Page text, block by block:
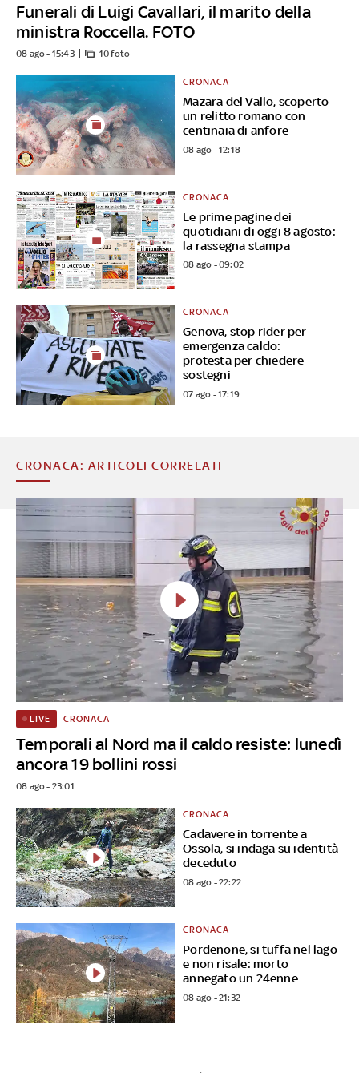
Funerali di Luigi Cavallari, il marito della
ministra Roccella. FOTO
08 ago - 15:43 10 foto
Mazara del Vallo, scoperto
un relitto romano con
centinaia di anfore
CRONACA
08 ago - 12:18
Le prime pagine dei
quotidiani di oggi 8 agosto:
la rassegna stampa
CRONACA
08 ago - 09:02
Genova, stop rider per
emergenza caldo:
protesta per chiedere
sostegni
CRONACA
07 ago - 17:19
CRONACA: ARTICOLI CORRELATI
Temporali al Nord ma il caldo resiste: lunedì
ancora 19 bollini rossi
LIVE CRONACA
08 ago - 23:01
Cadavere in torrente a
Ossola, si indaga su identità
deceduto
CRONACA
08 ago - 22:22
Pordenone, si tuffa nel lago
e non risale: morto
annegato un 24enne
CRONACA
08 ago - 21:32